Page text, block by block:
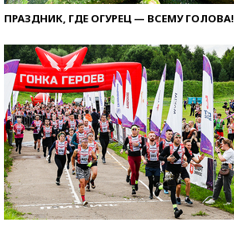
ПРАЗДНИК, ГДЕ ОГУРЕЦ — ВСЕМУ ГОЛОВА!